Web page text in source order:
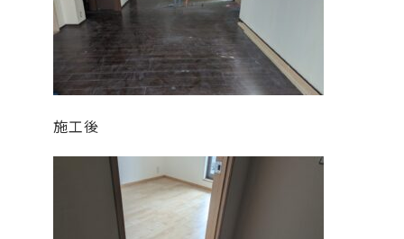
施工後